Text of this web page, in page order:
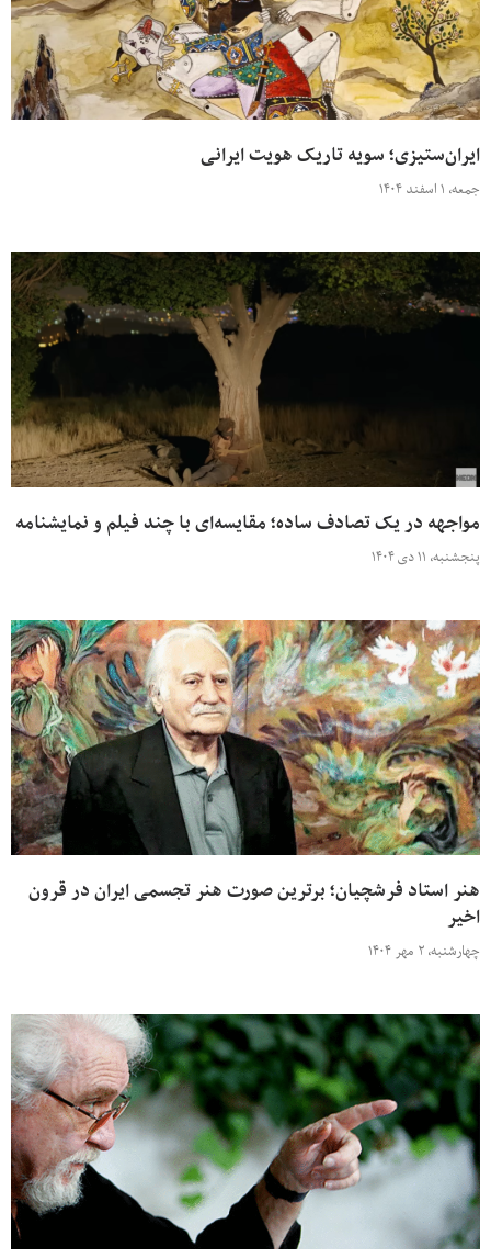
ایران‌ستیزی؛ سویه تاریک هویت ایرانی
جمعه، ۱ اسفند ۱۴۰۴
مواجهه در یک تصادف ساده؛ مقایسه‌ای با چند فیلم و نمایشنامه
پنجشنبه، ۱۱ دی ۱۴۰۴
هنر استاد فرشچیان؛ برترین صورت ‌‌هنر تجسمی ایران در قرون
اخیر
چهارشنبه، ۲ مهر ۱۴۰۴